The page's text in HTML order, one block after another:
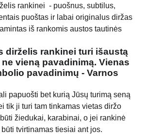
rankinei - puošnus, subtilus,
puoštas ir labai originalus diržas
iš rankomis austos tautinės
dirželis rankinei turi išaustą
vieną pavadinimą. Vienas
pavadinimų - Varnos
papuošti bet kurią Jūsų turimą seną
tik ji turi tam tinkamas vietas diržo
žiedukai, karabinai, o jei rankinė
tvirtinamas tiesiai ant jos.